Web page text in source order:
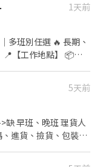
(上班時數為2~4小時依
： 日班時薪
金+40=時薪$244
) 觀音新生 - 智
額變動很快很快，先
汽機車油資補
徵方式】⸻ 1️⃣點擊
） 2️⃣加入後"務
圖職缺)
隔日24:00前匯出⚠️ ✔
✔ 深
✔ 自備防滑手套 ✔
點名。請配合至完工
場進度提前或延後，
，上工前2-3天有可能
上工🚀
1天前
任選 🔥 長期、
點 ✔ 理貨等倉儲作
5天前